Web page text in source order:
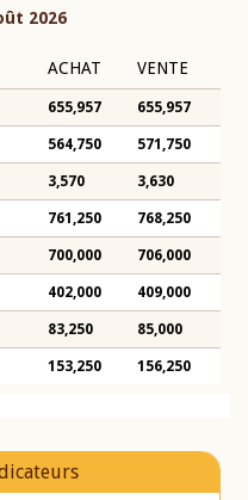
2026
ACHAT VENTE
655,957 655,957
564,750 571,750
3,570 3,630
761,250 768,250
700,000 706,000
402,000 409,000
83,250 85,000
153,250 156,250